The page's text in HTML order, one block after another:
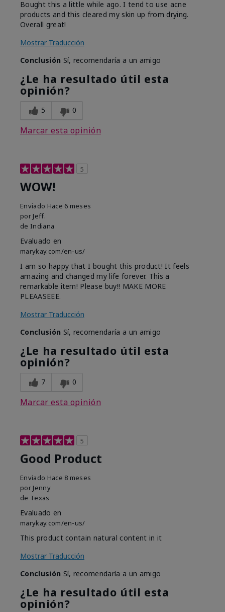
Bought this a little while ago. I tend to use acne
products and this cleared my skin up from drying.
Overall great!
Mostrar Traducción
Conclusión Sí, recomendaría a un amigo
¿Le ha resultado útil esta
opinión?
5 0
Marcar esta opinión
5
WOW!
Enviado Hace 6 meses
por Jeff.
de Indiana
Evaluado en
marykay.com/en-us/
I am so happy that I bought this product! It feels
amazing and changed my life forever. This a
remarkable item! Please buy!! MAKE MORE
PLEAASEEE.
Mostrar Traducción
Conclusión Sí, recomendaría a un amigo
¿Le ha resultado útil esta
opinión?
7 0
Marcar esta opinión
5
Good Product
Enviado Hace 8 meses
por Jenny
de Texas
Evaluado en
marykay.com/en-us/
This product contain natural content in it
Mostrar Traducción
Conclusión Sí, recomendaría a un amigo
¿Le ha resultado útil esta
opinión?